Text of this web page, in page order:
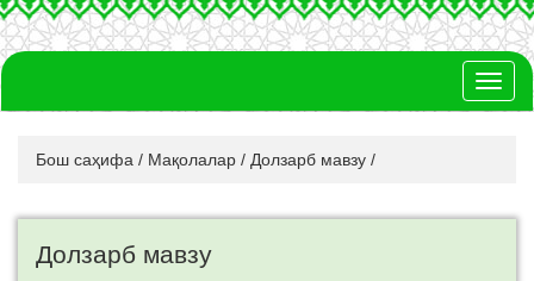
Бош саҳифа / Мақолалар / Долзарб мавзу /
Долзарб мавзу